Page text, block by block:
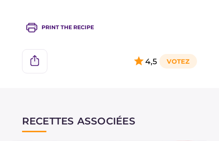
Congelez ensuite le mélange et découpez des
PRINT THE RECIPE
4,5
RECETTES ASSOCIÉES